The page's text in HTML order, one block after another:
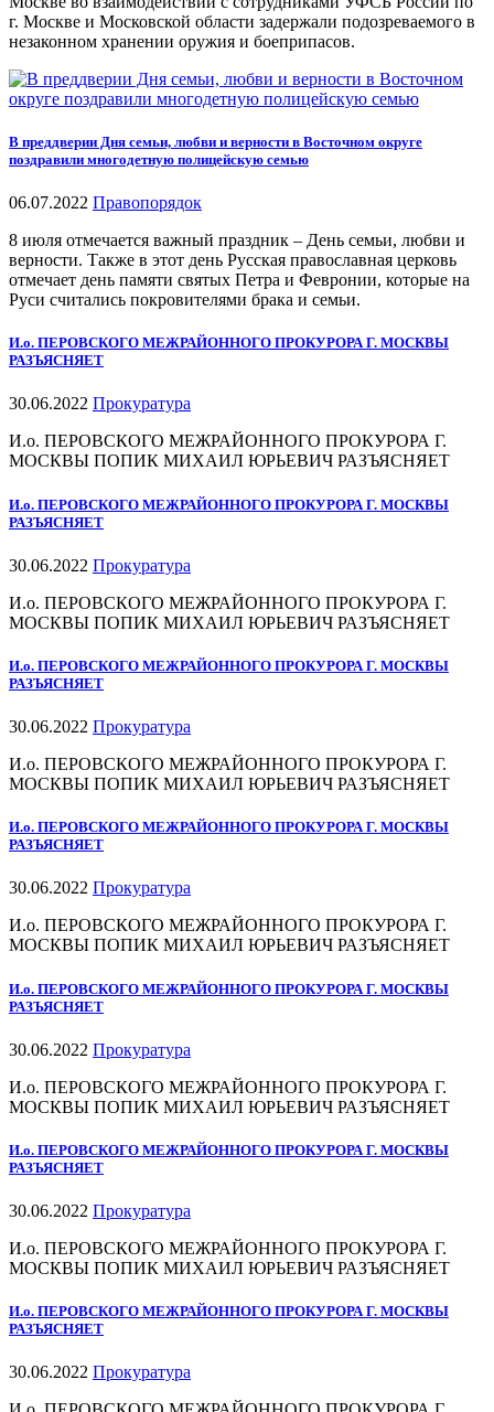
г. Москве и Московской области задержали подозреваемого в
незаконном хранении оружия и боеприпасов.
В преддверии Дня семьи, любви и верности в Восточном округе
поздравили многодетную полицейскую семью
06.07.2022 Правопорядок
8 июля отмечается важный праздник – День семьи, любви и
верности. Также в этот день Русская православная церковь
отмечает день памяти святых Петра и Февронии, которые на
Руси считались покровителями брака и семьи.
И.о. ПЕРОВСКОГО МЕЖРАЙОННОГО ПРОКУРОРА Г. МОСКВЫ
РАЗЪЯСНЯЕТ
30.06.2022 Прокуратура
И.о. ПЕРОВСКОГО МЕЖРАЙОННОГО ПРОКУРОРА Г.
МОСКВЫ ПОПИК МИХАИЛ ЮРЬЕВИЧ РАЗЪЯСНЯЕТ
И.о. ПЕРОВСКОГО МЕЖРАЙОННОГО ПРОКУРОРА Г. МОСКВЫ
РАЗЪЯСНЯЕТ
30.06.2022 Прокуратура
И.о. ПЕРОВСКОГО МЕЖРАЙОННОГО ПРОКУРОРА Г.
МОСКВЫ ПОПИК МИХАИЛ ЮРЬЕВИЧ РАЗЪЯСНЯЕТ
И.о. ПЕРОВСКОГО МЕЖРАЙОННОГО ПРОКУРОРА Г. МОСКВЫ
РАЗЪЯСНЯЕТ
30.06.2022 Прокуратура
И.о. ПЕРОВСКОГО МЕЖРАЙОННОГО ПРОКУРОРА Г.
МОСКВЫ ПОПИК МИХАИЛ ЮРЬЕВИЧ РАЗЪЯСНЯЕТ
И.о. ПЕРОВСКОГО МЕЖРАЙОННОГО ПРОКУРОРА Г. МОСКВЫ
РАЗЪЯСНЯЕТ
30.06.2022 Прокуратура
И.о. ПЕРОВСКОГО МЕЖРАЙОННОГО ПРОКУРОРА Г.
МОСКВЫ ПОПИК МИХАИЛ ЮРЬЕВИЧ РАЗЪЯСНЯЕТ
И.о. ПЕРОВСКОГО МЕЖРАЙОННОГО ПРОКУРОРА Г. МОСКВЫ
РАЗЪЯСНЯЕТ
30.06.2022 Прокуратура
И.о. ПЕРОВСКОГО МЕЖРАЙОННОГО ПРОКУРОРА Г.
МОСКВЫ ПОПИК МИХАИЛ ЮРЬЕВИЧ РАЗЪЯСНЯЕТ
И.о. ПЕРОВСКОГО МЕЖРАЙОННОГО ПРОКУРОРА Г. МОСКВЫ
РАЗЪЯСНЯЕТ
30.06.2022 Прокуратура
И.о. ПЕРОВСКОГО МЕЖРАЙОННОГО ПРОКУРОРА Г.
МОСКВЫ ПОПИК МИХАИЛ ЮРЬЕВИЧ РАЗЪЯСНЯЕТ
И.о. ПЕРОВСКОГО МЕЖРАЙОННОГО ПРОКУРОРА Г. МОСКВЫ
РАЗЪЯСНЯЕТ
30.06.2022 Прокуратура